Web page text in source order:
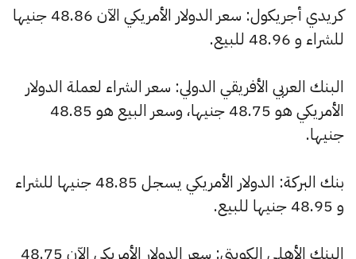
كريدي أجريكول: سعر الدولار الأمريكي الآن 48.86 جنيها
للشراء و 48.96 للبيع.
البنك العربي الأفريقي الدولي: سعر الشراء لعملة الدولار
الأمريكي هو 48.75 جنيها، وسعر البيع هو 48.85
جنيها.
بنك البركة: الدولار الأمريكي يسجل 48.85 جنيها للشراء
و 48.95 جنيها للبيع.
البنك الأهلي الكويتي: سعر الدولار الأمريكي الآن 48.75